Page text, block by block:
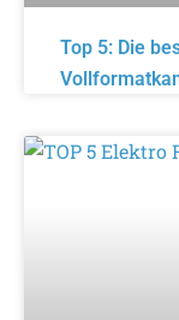
Top 5: Die